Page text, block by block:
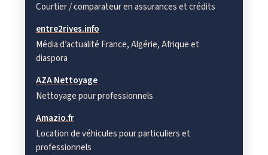
Courtier / comparateur en assurances et crédits
entre2rives.info
Média d’actualité France, Algérie, Afrique et
diaspora
AZA Nettoyage
Nettoyage pour professionnels
Amazio.fr
Location de véhicules pour particuliers et
professionnels